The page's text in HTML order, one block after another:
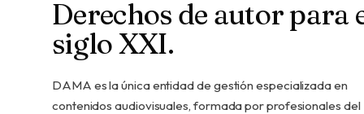
Derechos de autor para
siglo XXI.
DAMA es la única entidad de gestión especializada en
contenidos audiovisuales, formada por profesionales del